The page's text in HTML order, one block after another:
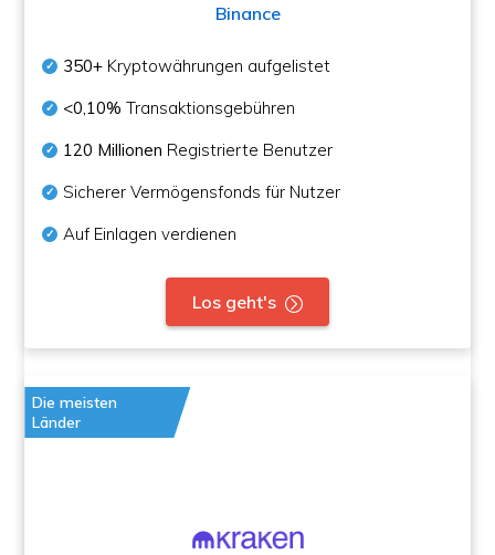
Binance
350+ Kryptowährungen aufgelistet
<0,10% Transaktionsgebühren
120 Millionen Registrierte Benutzer
Sicherer Vermögensfonds für Nutzer
Auf Einlagen verdienen
Los geht's
Die meisten
Länder